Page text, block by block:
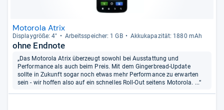
Motorola Atrix
Dis­play­größe: 4" Arbeitsspei­cher: 1 GB Akku­ka­pa­zi­tät: 1880 mAh
ohne Endnote
„Das Motorola Atrix überzeugt sowohl bei Ausstattung und
Performance als auch beim Preis. Mit dem Gingerbread-Update
sollte in Zukunft sogar noch etwas mehr Performance zu erwarten
sein - wir hoffen also auf ein schnelles Roll-Out seitens Motorola. ...“